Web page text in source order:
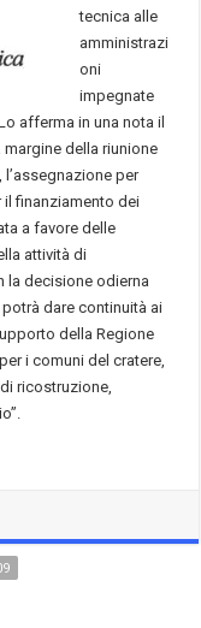
tecnica alle
amministrazi
oni
impegnate
afferma in una nota il
della riunione
per
il finanziamento dei
a favore delle
attività di
la decisione odierna
dare continuità ai
della Regione
i comuni del cratere,
ricostruzione,